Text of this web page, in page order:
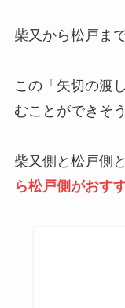
柴又から松戸ま
この「矢切の渡
むことができそ
柴又側と松戸側
ら松戸側がおす